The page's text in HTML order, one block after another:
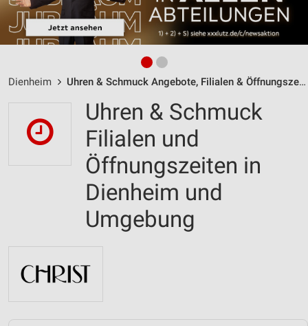
Dienheim Uhren & Schmuck Angebote, Filialen & Öffnungszeiten
Uhren & Schmuck
Filialen und
Öffnungszeiten in
Dienheim und
Umgebung